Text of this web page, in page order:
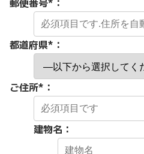
郵便番号* ：
都道府県* ：
ご住所* ：
建物名：